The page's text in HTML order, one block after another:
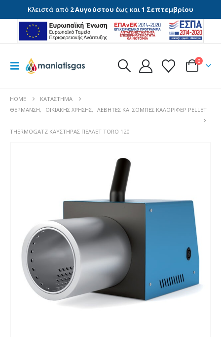
Κλειστά από 2 Αυγούστου έως και1 Σεπτεμβρίου
0
HOME
ΚΑΤΆΣΤΗΜΑ
ΘΈΡΜΑΝΣΗ, ΟΙΚΙΑΚΉΣ ΧΡΉΣΗΣ, ΛΈΒΗΤΕΣ ΚΑΙ ΣΌΜΠΕΣ ΚΑΛΟΡΙΦΈΡ PELLET
THERMOGATZ ΚΑΥΣΤΗΡΑΣ ΠΕΛΛΕΤ TORO 120